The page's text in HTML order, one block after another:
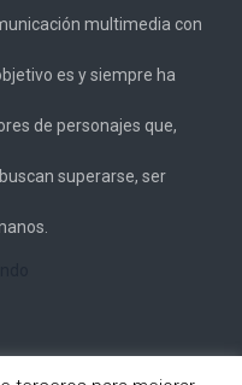
multimedia con
es y siempre ha
de personajes que,
superarse, ser